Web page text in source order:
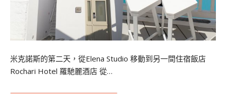
米克諾斯的第二天，從Elena Studio 移動到另一間住宿飯店
Rochari Hotel 羅馳麗酒店 從…